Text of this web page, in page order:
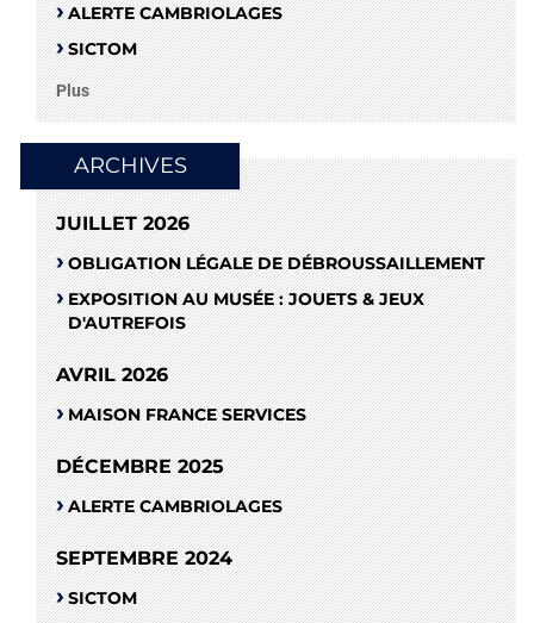
ALERTE CAMBRIOLAGES
SICTOM
Plus
ARCHIVES
JUILLET 2026
OBLIGATION LÉGALE DE DÉBROUSSAILLEMENT
EXPOSITION AU MUSÉE : JOUETS & JEUX
D'AUTREFOIS
AVRIL 2026
MAISON FRANCE SERVICES
DÉCEMBRE 2025
ALERTE CAMBRIOLAGES
SEPTEMBRE 2024
SICTOM